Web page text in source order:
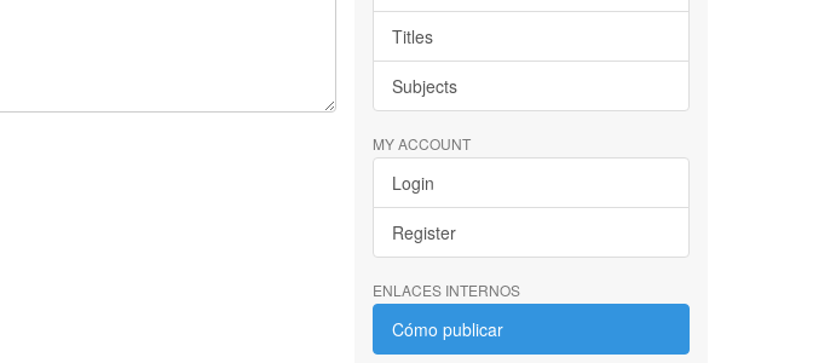
Titles
Subjects
MY ACCOUNT
Login
Register
ENLACES INTERNOS
Cómo publicar